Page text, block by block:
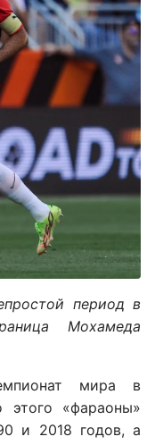
период в
Мохамеда
мира в
«фараоны»
и 2018 годов, а